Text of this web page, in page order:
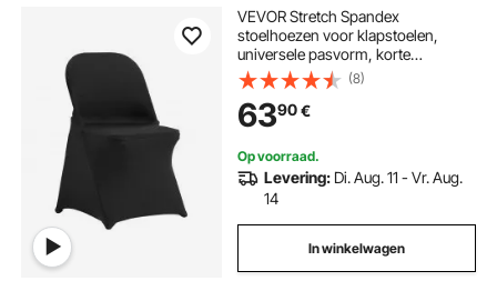
VEVOR Stretch Spandex
stoelhoezen voor klapstoelen,
universele pasvorm, korte
voorkant, afneembare en wasbare
hoezen, voor bruiloften,
feestdagen, feesten, vieringen, (50
stuks, zwart)
(8)
6390€
Op voorraad.
Levering: Di. Aug. 11 - Vr. Aug.
14
In winkelwagen